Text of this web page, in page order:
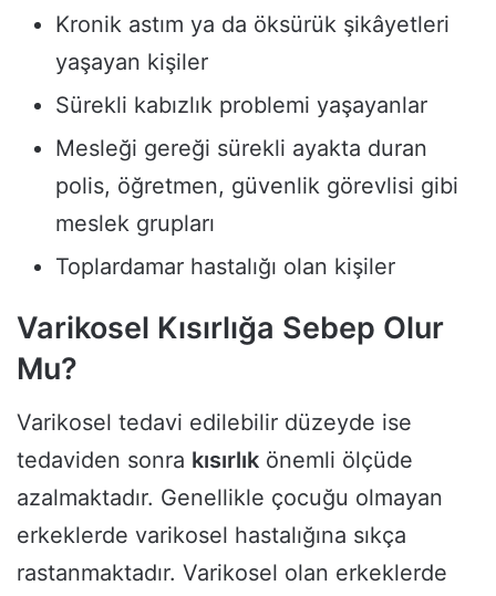
Kronik astım ya da öksürük şikâyetleri
yaşayan kişiler
Sürekli kabızlık problemi yaşayanlar
Mesleği gereği sürekli ayakta duran
polis, öğretmen, güvenlik görevlisi gibi
meslek grupları
Toplardamar hastalığı olan kişiler
Varikosel Kısırlığa Sebep Olur
Mu?
Varikosel tedavi edilebilir düzeyde ise
tedaviden sonra kısırlık önemli ölçüde
azalmaktadır. Genellikle çocuğu olmayan
erkeklerde varikosel hastalığına sıkça
rastanmaktadır. Varikosel olan erkeklerde